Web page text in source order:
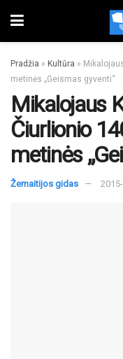
Pradžia » Kultūra »
metinės „Geismas gyventi“
Mikalojaus
Čiurlionio
metinės
Žemaitijos gidas